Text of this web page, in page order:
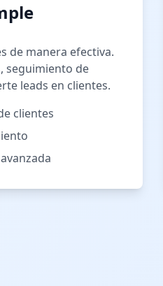
de manera efectiva.
seguimiento de
leads en clientes.
clientes